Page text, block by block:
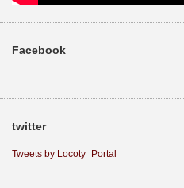
Facebook
twitter
Tweets by Locoty_Portal